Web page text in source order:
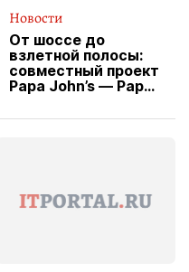
Новости
От шоссе до
взлетной полосы:
совместный проект
Papa John’s — Papa
вводит